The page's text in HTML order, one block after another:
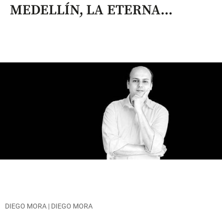
MEDELLÍN, LA ETERNA...
DIEGO MORA | DIEGO MORA